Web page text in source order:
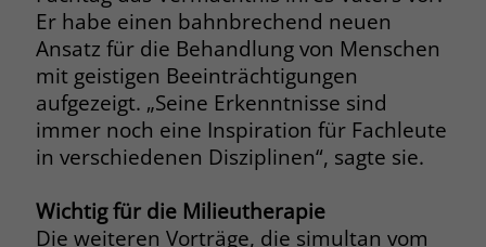
Er habe einen bahnbrechend neuen
Ansatz für die Behandlung von Menschen
mit geistigen Beeinträchtigungen
aufgezeigt. „Seine Erkenntnisse sind
immer noch eine Inspiration für Fachleute
in verschiedenen Disziplinen“, sagte sie.
Wichtig für die Milieutherapie
Die weiteren Vorträge, die simultan vom
Bestellungen oder Kontaktanfragen der
Anzeige zugewiesen werden können.
Name _fbp
Anbieter Facebook
Laufzeit 3 Monate